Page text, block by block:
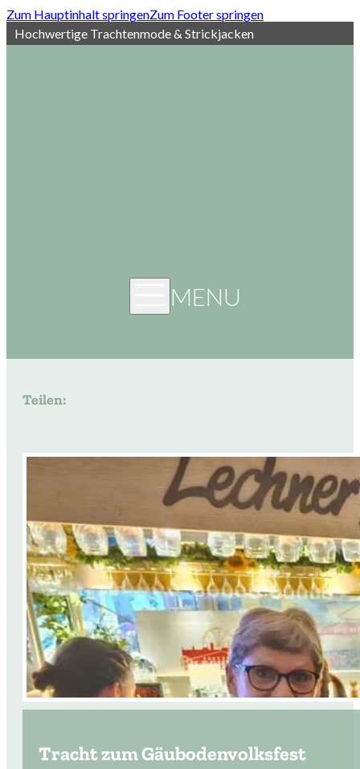
Zum Hauptinhalt springenZum Footer springen
Hochwertige Trachtenmode & Strickjacken
MENU
Teilen:
Tracht zum Gäubodenvolksfest